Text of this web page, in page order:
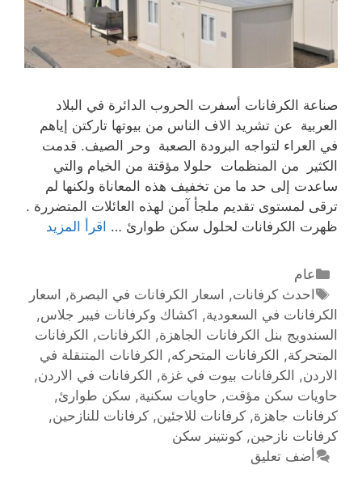
صناعة الكرفانات أسفرت الحروب الدائرة في البلاد
العربية عن تشريد الاف الناس من بيوتها تاركتن إياهم
في العراء لتواجه البرودة الصعبة وحر الصيف. قدمت
الكثير من المنظمات حلولا مؤقتة من الخيام والتي
ساعدت إلى حد ما من تخفيف هذه المعاناة ولكنها لم
ترقى لمستوى تقديم ملجأ آمن لهذه العائلات المتضررة .
ظهرت الكرفانات لحلول سكن طوارئ … اقرأ المزيد
عام
احدث كرفانات, اسعار الكرفانات في البصرة, اسعار
الكرفانات في السعودية, اكشاك وكرفانات فيبر جلاس ,
السندويج بنل الكرفانات الجاهزة, الكرفانات, الكرفانات
المتحركة, الكرفانات المتحركه, الكرفانات المتنقلة في
الاردن, الكرفانات بيوت في غزة, الكرفانات في الاردن,
حاويات سكن مؤقت, حاويات سكنية, سكن طوارئ,
كرفانات جاهزة, كرفانات للاجئين, كرفانات للنازحين,
كرفانات نازحين, كونتينر سكن
أضف تعليق